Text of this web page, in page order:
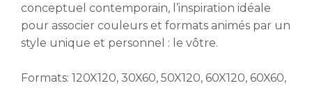
conceptuel contemporain, l’inspiration idéale
pour associer couleurs et formats animés par un
style unique et personnel : le vôtre.
Formats: 120X120, 30X60, 50X120, 60X120, 60X60,